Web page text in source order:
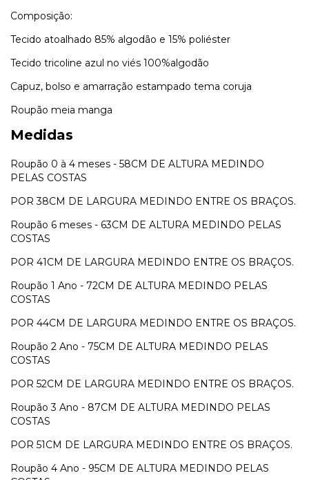
Composição:
Tecido atoalhado 85% algodão e 15% poliéster
Tecido tricoline azul no viés 100%algodão
Capuz, bolso e amarração estampado tema coruja
Roupão meia manga
Medidas
Roupão 0 à 4 meses - 58CM DE ALTURA MEDINDO
PELAS COSTAS
POR 38CM DE LARGURA MEDINDO ENTRE OS BRAÇOS.
Roupão 6 meses - 63CM DE ALTURA MEDINDO PELAS
COSTAS
POR 41CM DE LARGURA MEDINDO ENTRE OS BRAÇOS.
Roupão 1 Ano - 72CM DE ALTURA MEDINDO PELAS
COSTAS
POR 44CM DE LARGURA MEDINDO ENTRE OS BRAÇOS.
Roupão 2 Ano - 75CM DE ALTURA MEDINDO PELAS
COSTAS
POR 52CM DE LARGURA MEDINDO ENTRE OS BRAÇOS.
Roupão 3 Ano - 87CM DE ALTURA MEDINDO PELAS
COSTAS
POR 51CM DE LARGURA MEDINDO ENTRE OS BRAÇOS.
Roupão 4 Ano - 95CM DE ALTURA MEDINDO PELAS